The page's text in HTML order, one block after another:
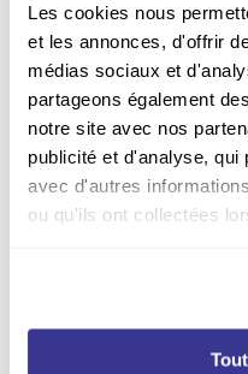
Les cookies nous
et les annonces, d'offrir
médias sociaux et
partageons également
notre site avec nos
publicité et d'analyse,
avec d'autres
ou qu'ils ont collectées
Allemand
Durée :1 an
61.00
Non vendu en kiosque